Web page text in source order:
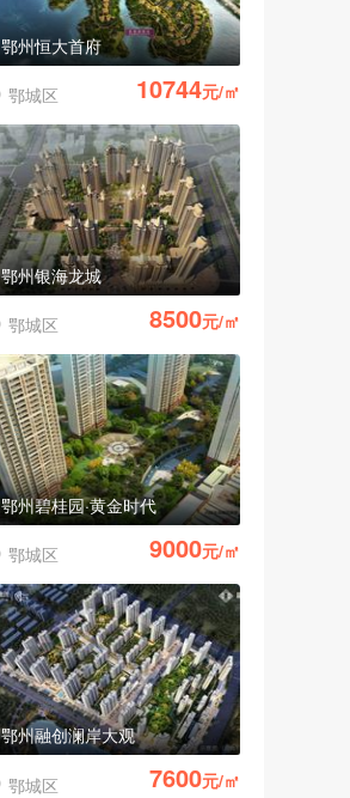
鄂州恒大首府
鄂城区 10744元/㎡
鄂州银海龙城
鄂城区 8500元/㎡
鄂州碧桂园·黄金时代
鄂城区 9000元/㎡
鄂州融创澜岸大观
鄂城区 7600元/㎡